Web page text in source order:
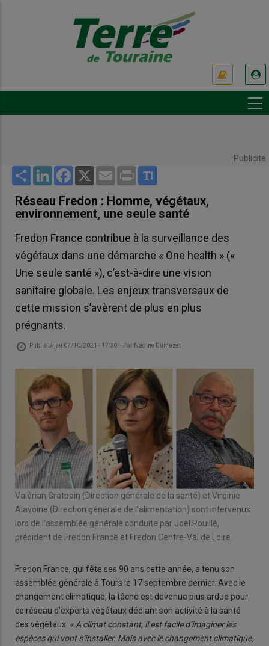
Publicité
Share LinkedInFacebook
X Email Print
Réseau Fredon : Homme, végétaux,
environnement, une seule santé
Fredon France contribue à la surveillance des
végétaux dans une démarche « One health » («
Une seule santé »), c’est-à-dire une vision
sanitaire globale. Les enjeux transversaux de
cette mission s’avèrent de plus en plus
prégnants.
Publié le jeu 07/10/2021 - 17:30 - Par Nadine Dumazet
Valérian Gratpain (Direction générale de la santé) et Virginie
Alavoine (Direction générale de l’alimentation) sont intervenus
lors de l’assemblée générale conduite par Joël Rouillé,
président de Fredon France et Fredon Centre-Val de Loire.
Fredon France, qui fête ses 90 ans cette année, a tenu son
assemblée générale à Tours le 17 septembre dernier. Avec le
changement climatique, la tâche est devenue plus ardue pour
ce réseau d’experts végétaux dédiant son activité à la santé
des végétaux. « A climat constant, il est facile d’imaginer les
espèces qui vont s’installer. Mais avec le changement climatique,